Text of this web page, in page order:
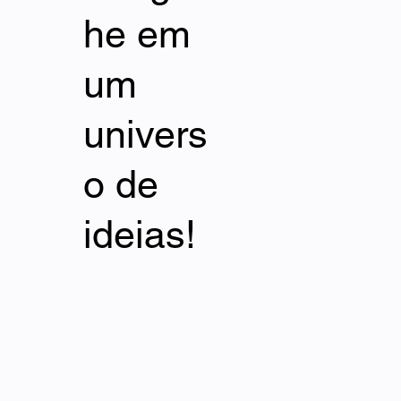
he em
um
univers
o de
ideias!